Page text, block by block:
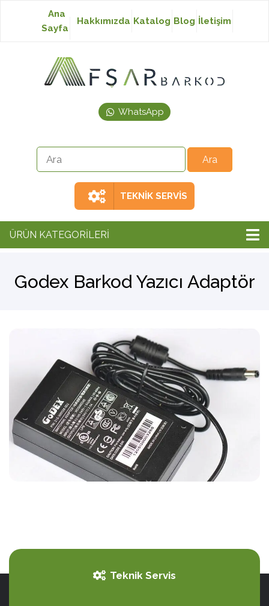
Baskısız Etiket
Japon Akmaz Yıkama
Ribon
Ana
Sayfa
Hakkımızda Katalog Blog İletişim
WhatsApp
TEKNİK SERVİS
ÜRÜN KATEGORİLERİ
Godex Barkod Yazıcı Adaptör
Teknik Servis